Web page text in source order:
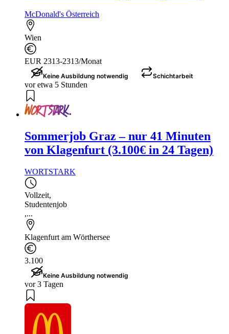
McDonald's Österreich
Wien
EUR 2313-2313/Monat
Keine Ausbildung notwendig Schichtarbeit
vor etwa 5 Stunden
Sommerjob Graz – nur 41 Minuten
von Klagenfurt (3.100€ in 24 Tagen)
WORTSTARK
Vollzeit,
Studentenjob
,...
Klagenfurt am Wörthersee
3.100
Keine Ausbildung notwendig
vor 3 Tagen